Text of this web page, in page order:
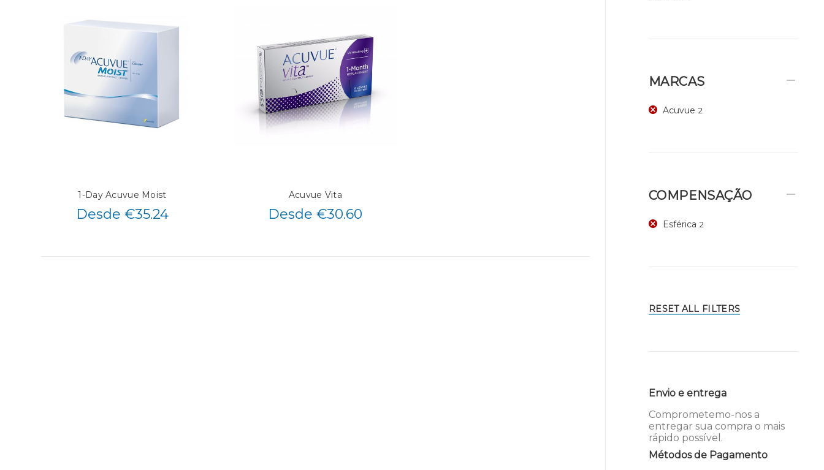
1-Day Acuvue Moist
Desde €35.24
Acuvue Vita
Desde €30.60
MARCAS
Acuvue 2
COMPENSAÇÃO
Esférica 2
RESET ALL FILTERS
Envio e entrega
Comprometemo-nos a
entregar sua compra o mais
rápido possível.
Métodos de Pagamento